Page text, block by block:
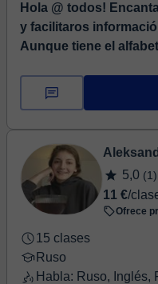
Hola @ todos! Encantada de presentaros mi idioma
y facilitaros
Aunque tiene el
Así que tenemos la
construir las frases. Dispongo de todo el material
¡Bienvenido! Según el
haremos la clase más
material ...
5,0 (1)
11 €/
Ofrece
15 clases
Ruso
Habla: Ruso, Inglés,